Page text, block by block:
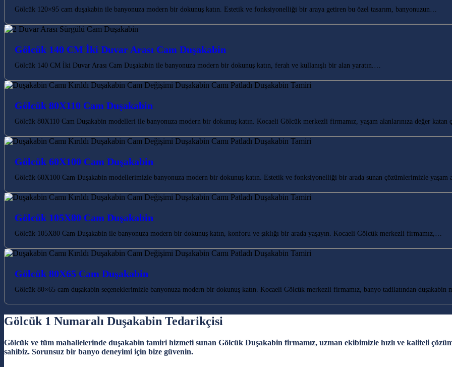
Gölcük 120×95 cam duşakabin ile banyonuza modern bir dokunuş katın. Estetik ve fonksiyonelliği bir araya getiren bu özel tasarım, banyonuzun…
Gölcük 140 CM İki Duvar Arası Cam Duşakabin
Gölcük 140 CM İki Duvar Arası Cam Duşakabin ile banyonuza modern bir dokunuş katın, ferah ve kullanışlı bir alan yaratın.…
Gölcük 80X110 Cam Duşakabin
Gölcük 80X110 Cam Duşakabin modelleri ile banyonuza modern bir dokunuş katın. Kocaeli Gölcük merkezli firmamız, yaşam alanlarınıza değer
Gölcük 60X100 Cam Duşakabin
Gölcük 60X100 Cam Duşakabin modellerimizle banyonuza modern bir dokunuş katın. Estetik ve fonksiyonelliği bir arada sunan çözümlerimizle yaşam
Gölcük 105X80 Cam Duşakabin
Gölcük 105X80 Cam Duşakabin ile banyonuza modern bir dokunuş katın, konforu ve şıklığı bir arada yaşayın. Kocaeli Gölcük merkezli firmamız,…
Gölcük 80X65 Cam Duşakabin
Gölcük 80×65 cam duşakabin seçeneklerimizle banyonuza modern bir dokunuş katın. Kocaeli Gölcük merkezli firmamız, banyo tadilatından duşakabin
Gölcük 1 Numaralı Duşakabin Tedarikçisi
Gölcük ve tüm mahallelerinde duşakabin tamiri hizmeti sunan Gölcük Duşakabin firmamız, uzman ekibimizle hızlı ve kaliteli
sahibiz. Sorunsuz bir banyo deneyimi için bize güvenin.